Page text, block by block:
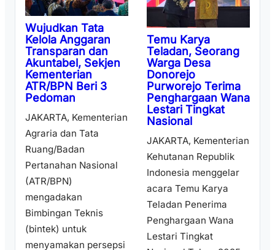
Wujudkan Tata
Kelola Anggaran
Transparan dan
Akuntabel, Sekjen
Kementerian
ATR/BPN Beri 3
Pedoman
JAKARTA, Kementerian
Agraria dan Tata
Ruang/Badan
Pertanahan Nasional
(ATR/BPN)
mengadakan
Bimbingan Teknis
(bintek) untuk
menyamakan persepsi
Temu Karya
Teladan, Seorang
Warga Desa
Donorejo
Purworejo Terima
Penghargaan Wana
Lestari Tingkat
Nasional
JAKARTA, Kementerian
Kehutanan Republik
Indonesia menggelar
acara Temu Karya
Teladan Penerima
Penghargaan Wana
Lestari Tingkat